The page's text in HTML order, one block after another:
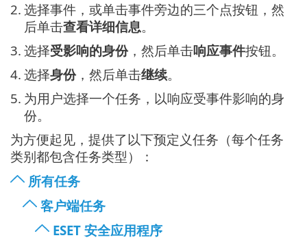
2. 选择事件，或单击事件旁边的三个点按钮，然
后单击查看详细信息。
3. 选择受影响的身份，然后单击响应事件按钮。
4. 选择身份，然后单击继续。
5. 为用户选择一个任务，以响应受事件影响的身
份。
为方便起见，提供了以下预定义任务（每个任务
类别都包含任务类型）：
所有任务
客户端任务
ESET 安全应用程序